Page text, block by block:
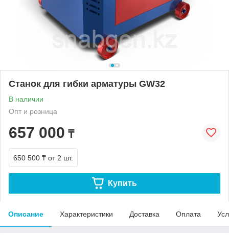
Станок для гибки арматуры GW32
В наличии
Опт и розница
657 000 ₸
650 500 ₸ от 2 шт.
Купить
Описание Характеристики Доставка Оплата